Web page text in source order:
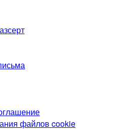
файлов cookie